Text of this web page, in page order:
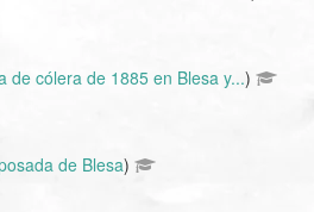
de cólera de 1885 en Blesa y...)
de Blesa)